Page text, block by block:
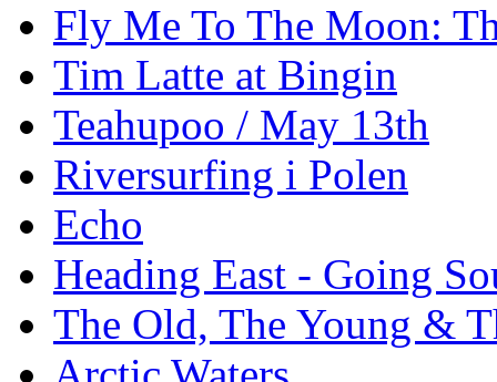
Fly Me To The Moon:
Tim Latte at Bingin
Teahupoo / May 13th
Riversurfing i Polen
Echo
Heading East - Going
The Old, The Young &